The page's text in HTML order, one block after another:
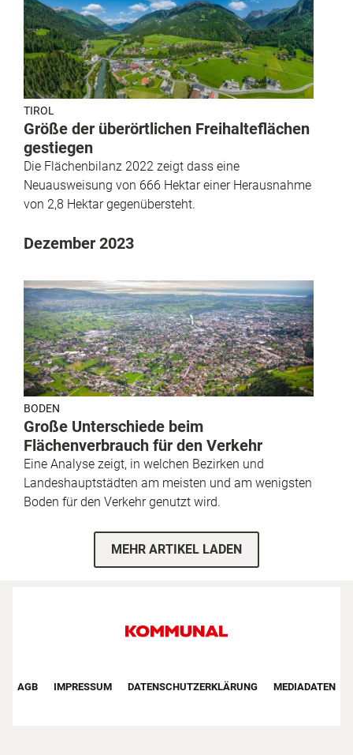
TIROL
Größe der überörtlichen Freihalteflächen
gestiegen
Die Flächenbilanz 2022 zeigt dass eine
Neuausweisung von 666 Hektar einer Herausnahme
von 2,8 Hektar gegenübersteht.
Dezember 2023
BODEN
Große Unterschiede beim
Flächenverbrauch für den Verkehr
Eine Analyse zeigt, in welchen Bezirken und
Landeshauptstädten am meisten und am wenigsten
Boden für den Verkehr genutzt wird.
MEHR ARTIKEL LADEN
Footer First Navigation
AGB IMPRESSUM DATENSCHUTZERKLÄRUNG MEDIADATEN